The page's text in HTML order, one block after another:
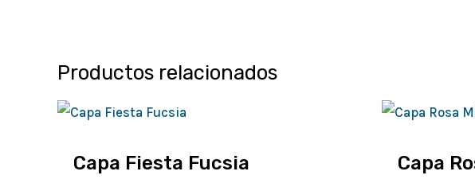
Productos relacionados
Capa Fiesta Fucsia Capa